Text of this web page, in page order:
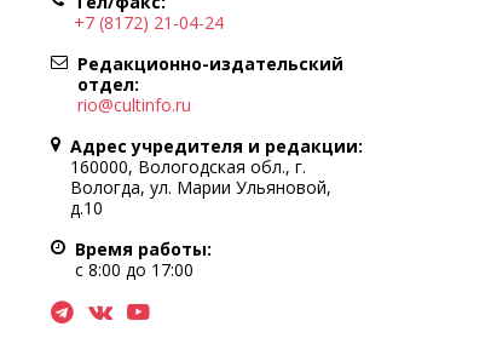
+7 (8172) 21-04-24
Редакционно-издательский
отдел:
rio@cultinfo.ru
Адрес учредителя и редакции:
160000, Вологодская обл., г.
Вологда, ул. Марии Ульяновой,
д.10
Время работы:
с 8:00 до 17:00